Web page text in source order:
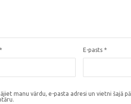
E-pasts *
manu vārdu, e-pasta adresi un vietni šajā